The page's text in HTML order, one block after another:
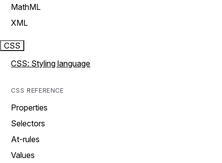
MathML
XML
CSS
CSS: Styling language
CSS REFERENCE
Properties
Selectors
At-rules
Values